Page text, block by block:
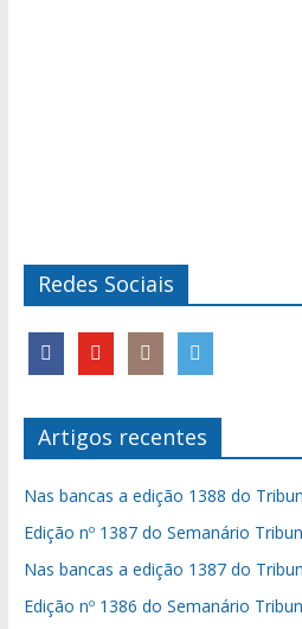
Redes Sociais
Artigos recentes
Nas bancas a edição 1388 do
Edição nº 1387 do Semanário
Nas bancas a edição 1387 do
Edição nº 1386 do Semanário